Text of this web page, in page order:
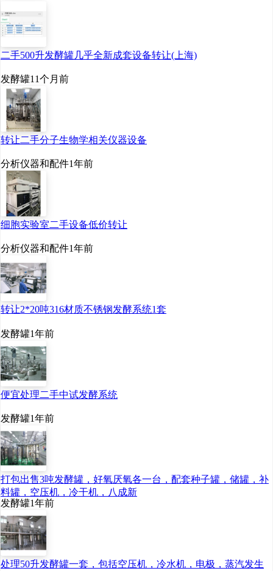
二手500升发酵罐几乎全新成套设备转让(上海)
发酵罐11个月前
转让二手分子生物学相关仪器设备
分析仪器和配件1年前
细胞实验室二手设备低价转让
分析仪器和配件1年前
转让2*20吨316材质不锈钢发酵系统1套
发酵罐1年前
便宜处理二手中试发酵系统
发酵罐1年前
打包出售3吨发酵罐，好氧厌氧各一台，配套种子罐，储罐，补
料罐，空压机，冷干机，八成新
发酵罐1年前
处理50升发酵罐一套，包括空压机，冷水机，电极，蒸汽发生